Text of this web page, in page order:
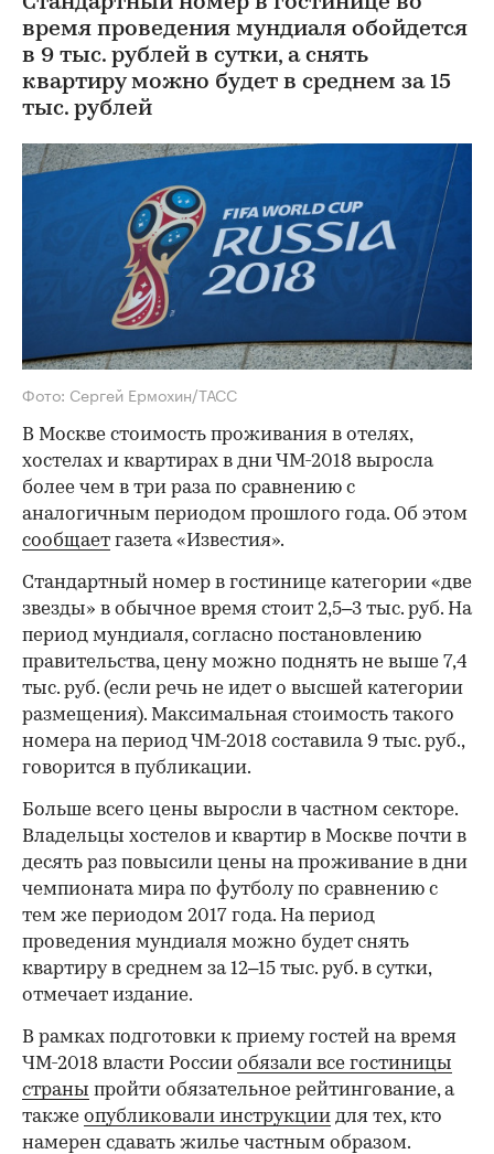
время проведения мундиаля обойдется
в 9 тыс. рублей в сутки, а снять
квартиру можно будет в среднем за 15
тыс. рублей
Фото: Сергей Ермохин/ТАСС
В Москве стоимость проживания в отелях,
хостелах и квартирах в дни ЧМ-2018 выросла
более чем в три раза по сравнению с
аналогичным периодом прошлого года. Об этом
сообщает газета «Известия».
Стандартный номер в гостинице категории «две
звезды» в обычное время стоит 2,5–3 тыс. руб. На
период мундиаля, согласно постановлению
правительства, цену можно поднять не выше 7,4
тыс. руб. (если речь не идет о высшей категории
размещения). Максимальная стоимость такого
номера на период ЧМ-2018 составила 9 тыс. руб.,
говорится в публикации.
Больше всего цены выросли в частном секторе.
Владельцы хостелов и квартир в Москве почти в
десять раз повысили цены на проживание в дни
чемпионата мира по футболу по сравнению с
тем же периодом 2017 года. На период
проведения мундиаля можно будет снять
квартиру в среднем за 12–15 тыс. руб. в сутки,
отмечает издание.
В рамках подготовки к приему гостей на время
ЧМ-2018 власти России обязали все гостиницы
страны пройти обязательное рейтингование, а
также опубликовали инструкции для тех, кто
намерен сдавать жилье частным образом.